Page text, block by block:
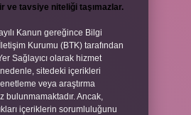
ve tavsiye niteliği taşımazlar.
Kanun gereğince Bilgi
Kurumu (BTK) tarafından
Sağlayıcı olarak hizmet
sitedeki içerikleri
veya araştırma
bulunmamaktadır. Ancak,
içeriklerin sorumluluğunu